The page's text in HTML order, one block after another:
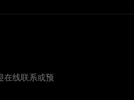
在线联系或预